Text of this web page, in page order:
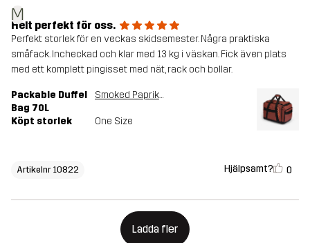
M
Helt perfekt för oss.
Perfekt storlek för en veckas skidsemester. Några praktiska
småfack. Incheckad och klar med 13 kg i väskan. Fick även plats
med ett komplett pingisset med nät, rack och bollar.
Packable Duffel
Bag 70L
Smoked Paprika
Köpt storlek One Size
Artikelnr 10822 Hjälpsamt? 0
Ladda fler